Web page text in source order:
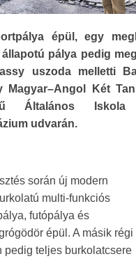
épül, egy
pálya pedig
uszoda melletti
Magyar–Angol Két
Általános
udvarán.
során új modern
multi-funkciós
futópálya és
épül. A másik régi
pedig teljes burkolatcsere